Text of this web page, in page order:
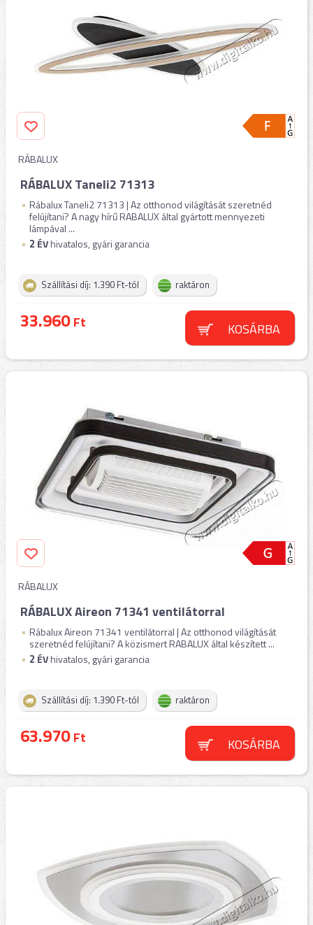
RÁBALUX
RÁBALUX Taneli2 71313
Rábalux Taneli2 71313 | Az otthonod világítását szeretnéd
felújítani? A nagy hírű RABALUX által gyártott mennyezeti
lámpával ...
2 ÉVhivatalos, gyári garancia
Szállítási díj: 1.390 Ft-tól raktáron
33.960Ft KOSÁRBA
RÁBALUX
RÁBALUX Aireon 71341 ventilátorral
Rábalux Aireon 71341 ventilátorral | Az otthonod világítását
szeretnéd felújítani? A közismert RABALUX által készített ...
2 ÉVhivatalos, gyári garancia
Szállítási díj: 1.390 Ft-tól raktáron
63.970Ft KOSÁRBA